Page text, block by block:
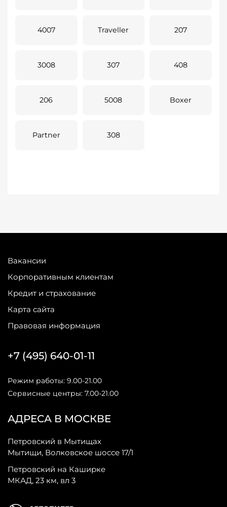
4007 Traveller 207
3008 307 408
206 5008 Boxer
Partner 308
Вакансии
Корпоративным клиентам
Кредит и страхование
Карта сайта
Правовая информация
АДРЕСА В МОСКВЕ
Петровский в Мытищах
Мытищи, Волковское шоссе 17/1
Петровский на Каширке
МКАД, 23 км, вл 3
+7 (495) 640-01-11
Режим работы: 9.00-21.00
Сервисные центры: 7.00-21.00